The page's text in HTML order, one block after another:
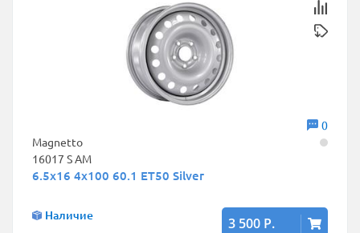
0
Magnetto
16017 S AM
6.5x16 4x100 60.1 ET50 Silver
Наличие 3 500 Р.